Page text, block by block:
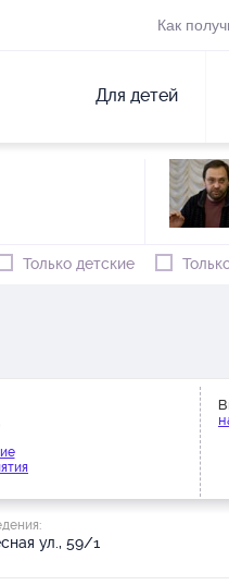
Как
Для детей
Только детские
ул., 59/1